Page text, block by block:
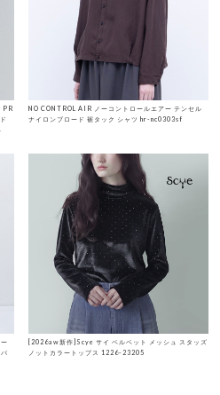
PR
NO CONTROL AIR ノーコントロールエアー テンセル
ナイロンブロード 裾タック シャツ hr-nc0303sf
[2026aw新作]Scye サイ ベルベット メッシュ スタッズ
ノットカラートップス 1226-23205